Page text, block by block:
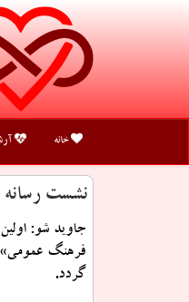
خانه
نشست رسانه
جاوید شو:
فرهنگ عمومی»
گردد.